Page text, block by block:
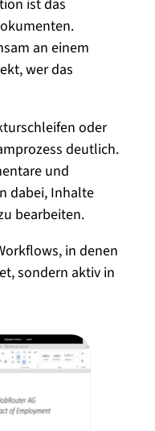
ist das
an einem
wer das
oder
deutlich.
und
dabei, Inhalte
bearbeiten.
in denen
sondern aktiv in